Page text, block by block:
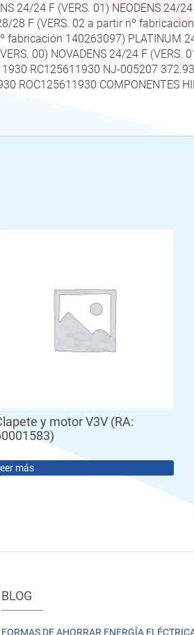
24/24 F (VERS. 01) NEODENS 24/
28 F (VERS. 02 a partir nº
fabricación 140263097) PLATINUM
00) NOVADENS 24/24 F (VERS.
RC125611930 NJ-005207
ROC125611930 COMPONENTES
y motor V3V (RA:
más
BLOG
FORMAS DE AHORRAR ENERGÍA